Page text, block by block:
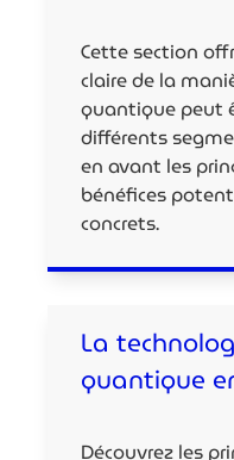
Cette section
claire de la
quantique peut
différents
en avant les
bénéfices
concrets.
La
quantique
Découvrez les